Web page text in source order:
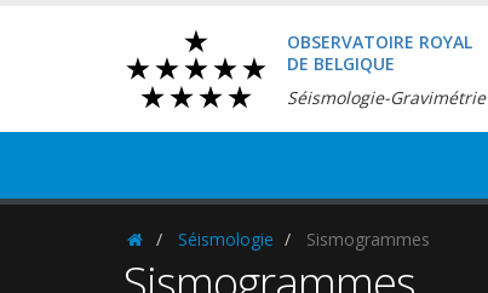
OBSERVATOIRE ROYAL
DE BELGIQUE
Séismologie-Gravimétrie
HomepageSéismologie Sismogrammes